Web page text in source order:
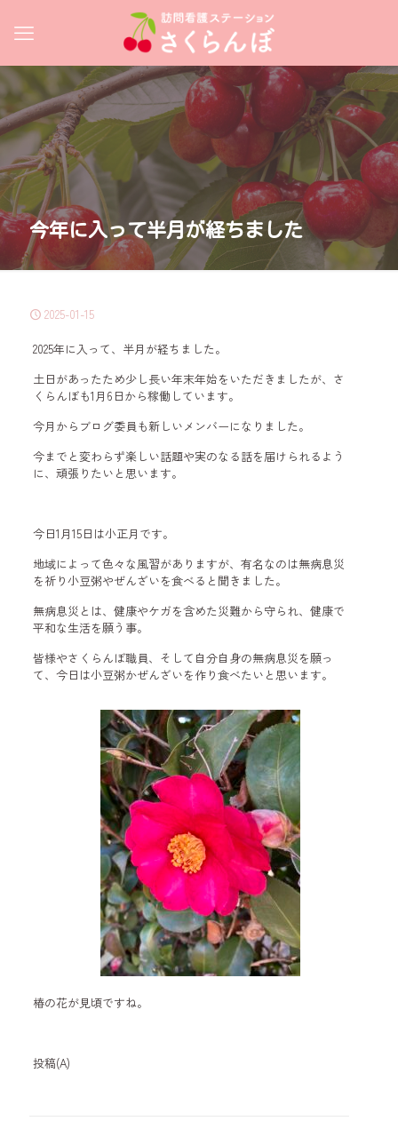
今年に入って半月が経ちました
2025-01-15
2025年に入って、半月が経ちました。
土日があったため少し長い年末年始をいただきましたが、さ
くらんぼも1月6日から稼働しています。
今月からブログ委員も新しいメンバーになりました。
今までと変わらず楽しい話題や実のなる話を届けられるよう
に、頑張りたいと思います。
今日1月15日は小正月です。
地域によって色々な風習がありますが、有名なのは無病息災
を祈り小豆粥やぜんざいを食べると聞きました。
無病息災とは、健康やケガを含めた災難から守られ、健康で
平和な生活を願う事。
皆様やさくらんぼ職員、そして自分自身の無病息災を願っ
て、今日は小豆粥かぜんざいを作り食べたいと思います。
椿の花が見頃ですね。
投稿(A)